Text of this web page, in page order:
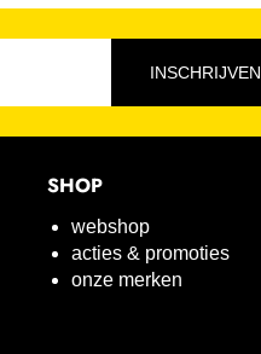
INSCHRIJVEN
SHOP
webshop
acties & promoties
onze merken